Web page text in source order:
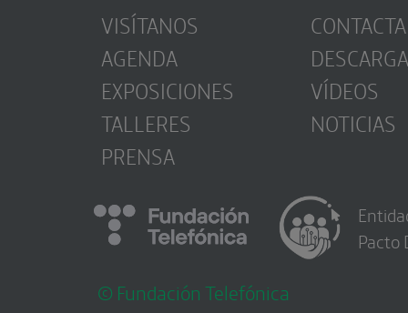
VISÍTANOS
AGENDA
EXPOSICIONES
TALLERES
PRENSA
CONTACTA
VÍDEOS
NOTICIAS
© Fundación Telefónica
Pacto